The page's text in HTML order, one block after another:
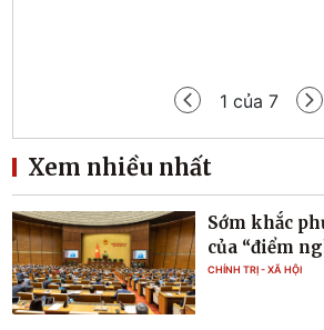
1 của 7
Xem nhiều nhất
Sớm khắc
của “điểm
CHÍNH TRỊ - XÃ HỘI